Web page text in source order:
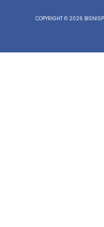
COPYRIGHT © 2026